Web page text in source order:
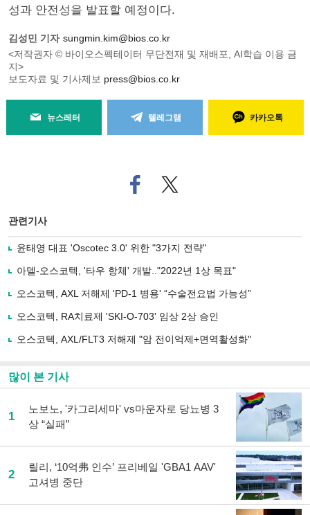
성과 안전성을 발표할 예정이다.
김성민 기자 sungmin.kim@bios.co.kr
<저작권자 © 바이오스펙테이터 무단전재 및 재배포, AI학습 이용 금
지>
보도자료 및 기사제보 press@bios.co.kr
뉴스레터 텔레그램 카카오톡
페
이
로
기
사
유
기
트위
터로
관련기사
윤태영 대표 'Oscotec 3.0' 위한 "3가지 전략"
아델-오스코텍, '타우 항체' 개발.."2022년 1상 목표"
오스코텍, AXL 저해제 'PD-1 병용' “수술전요법 가능성”
오스코텍, RA치료제 'SKI-O-703' 임상 2상 승인
오스코텍, AXL/FLT3 저해제 "암 전이억제+면역활성화"
많이 본 기사
1
노보노, '카그리세마' vs마운자로 당뇨병 3
상 “실패”
2
릴리, ‘10억弗 인수’ 프리베일 'GBA1 AAV'
고셔병 중단